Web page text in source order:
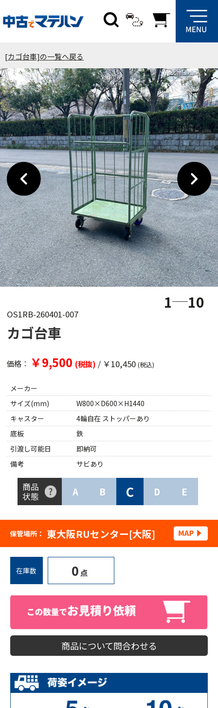
[カゴ台車]の一覧へ戻る
1 10
OS1RB-260401-007
カゴ台車
価格： ￥9,500 (税抜) / ￥10,450 (税込)
メーカー
サイズ(mm)
W800×D600×H1440
キャスター
4輪自在 ストッパーあり
底板
鉄
引渡し可能日
即納可
備考
サビあり
商品
状態
A B C D E
保管場所： 東大阪RUセンター[大阪]
在庫数 0 点
商品について問合わせる